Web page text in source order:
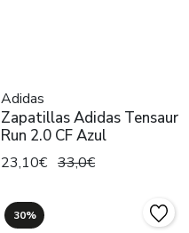
Adidas
Zapatillas Adidas Tensaur
Run 2.0 CF Azul
23,10€ 33,0€
30%